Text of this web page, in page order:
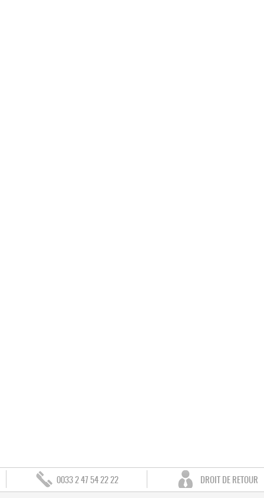
0033 2 47 54 22 22 DROIT DE RETOUR